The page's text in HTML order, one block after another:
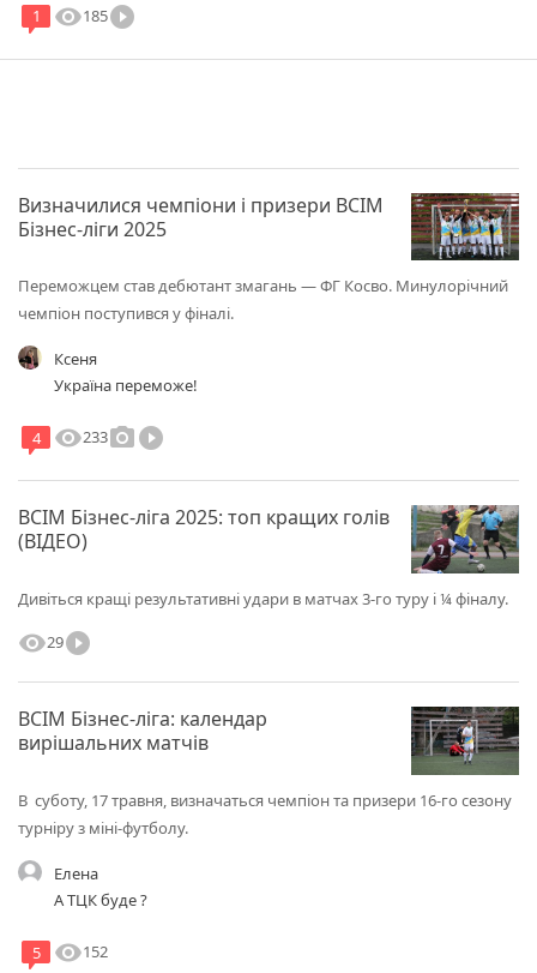
1 visibility185play_circle_filled
Визначилися чемпіони і призери ВСІМ
Бізнес-ліги 2025
Переможцем став дебютант змагань — ФГ Косво. Минулорічний
чемпіон поступився у фіналі.
Ксеня
Україна переможе!
4 visibility233photo_cameraplay_circle_filled
ВСІМ Бізнес-ліга 2025: топ кращих голів
(ВІДЕО)
Дивіться кращі результативні удари в матчах 3-го туру і ¼ фіналу.
visibility29play_circle_filled
ВСІМ Бізнес-ліга: календар
вирішальних матчів
В суботу, 17 травня, визначаться чемпіон та призери 16-го сезону
турніру з міні-футболу.
Елена
А ТЦК буде ?
5 visibility152